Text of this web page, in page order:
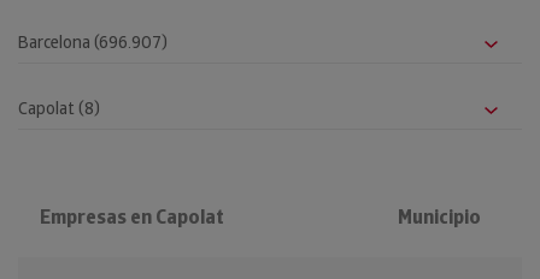
Empresas en Capolat Municipio